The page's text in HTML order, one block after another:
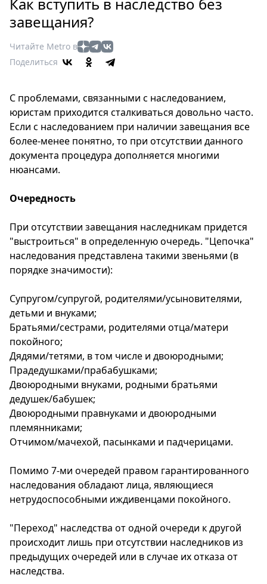
Россия
Здоровье
Еда
Мода
Театр
Кино
Афиша
Пресс-
О
Metro
Стримы
Звезды
Выборы
2026
Скачай
Metro
завещания?
Читайте Metro в
Поделиться
С проблемами, связанными с наследованием,
юристам приходится сталкиваться довольно часто.
Если с наследованием при наличии завещания все
более-менее понятно, то при отсутствии данного
документа процедура дополняется многими
нюансами.
Очередность
При отсутствии завещания наследникам придется
"выстроиться" в определенную очередь. "Цепочка"
наследования представлена такими звеньями (в
порядке значимости):
Супругом/супругой, родителями/усыновителями,
детьми и внуками;
Братьями/сестрами, родителями отца/матери
покойного;
Дядями/тетями, в том числе и двоюродными;
Прадедушками/прабабушками;
Двоюродными внуками, родными братьями
дедушек/бабушек;
Двоюродными правнуками и двоюродными
племянниками;
Отчимом/мачехой, пасынками и падчерицами.
Помимо 7-ми очередей правом гарантированного
наследования обладают лица, являющиеся
нетрудоспособными иждивенцами покойного.
"Переход" наследства от одной очереди к другой
происходит лишь при отсутствии наследников из
предыдущих очередей или в случае их отказа от
наследства.